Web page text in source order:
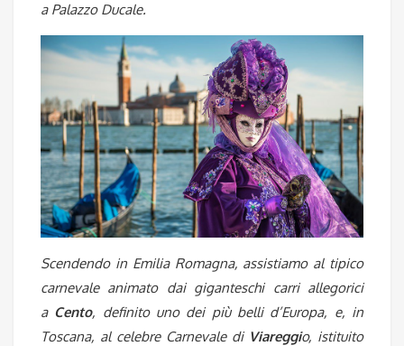
a Palazzo Ducale.
Scendendo in Emilia Romagna, assistiamo al tipico
carnevale animato dai giganteschi carri allegorici
a Cento, definito uno dei più belli d’Europa, e, in
Toscana, al celebre Carnevale di Viareggio, istituito